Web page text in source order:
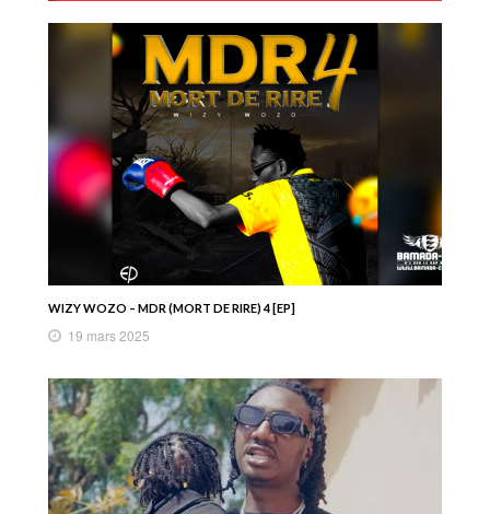
WIZY WOZO – MDR (MORT DE RIRE) 4 [EP]
19 mars 2025